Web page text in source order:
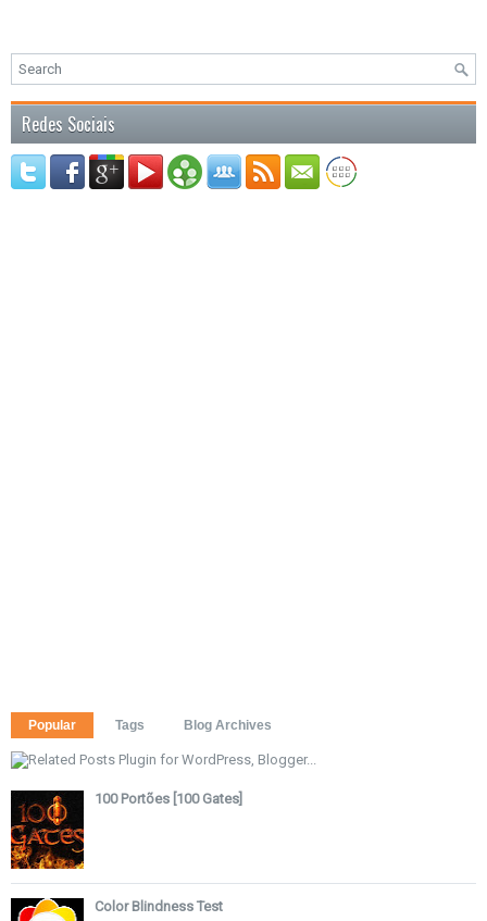
Redes Sociais
Popular Tags Blog Archives
100 Portões [100 Gates]
Color Blindness Test